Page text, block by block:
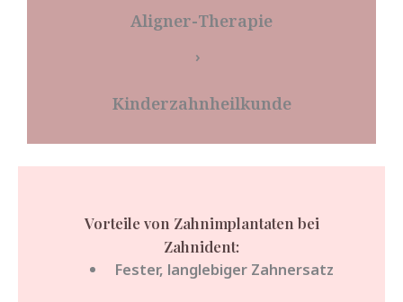
Aligner-Therapie
›
Kinderzahnheilkunde
Vorteile von Zahnimplantaten bei
Zahnident:
Fester, langlebiger Zahnersatz